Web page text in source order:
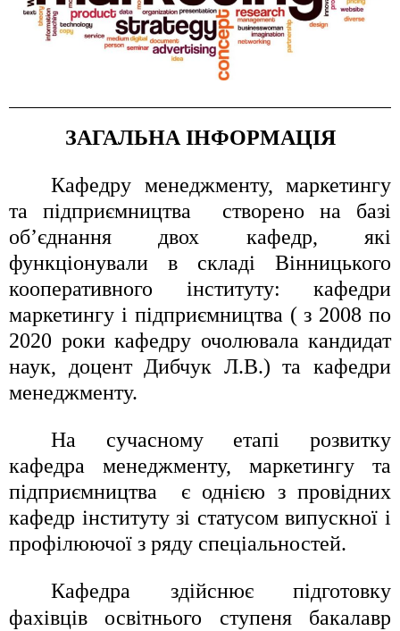
ЗАГАЛЬНА ІНФОРМАЦІЯ
Кафедру менеджменту, маркетингу
та підприємництва створено на базі
об’єднання двох кафедр, які
функціонували в складі Вінницького
кооперативного інституту: кафедри
маркетингу і підприємництва (з 2008 по
2020 роки кафедру очолювала кандидат
наук, доцент Дибчук Л.В.) та кафедри
менеджменту.
На сучасному етапі розвитку
кафедра менеджменту, маркетингу та
підприємництва є однією з провідних
кафедр інституту зі статусом випускної і
профілюючої з ряду спеціальностей.
Кафедра здійснює підготовку
фахівців освітнього ступеня бакалавр